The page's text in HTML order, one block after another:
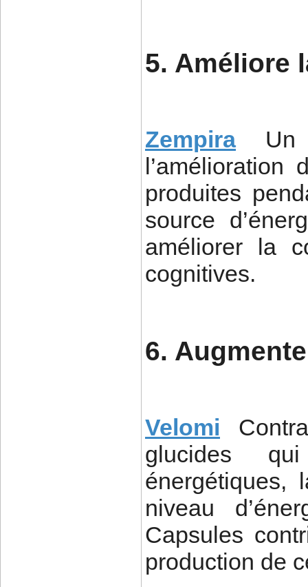
5. Améliore
Zempira
produites
source
améliorer la
cognitives.
6.
Velomi
glucides
énergétiques,
niveau
Capsules
production de